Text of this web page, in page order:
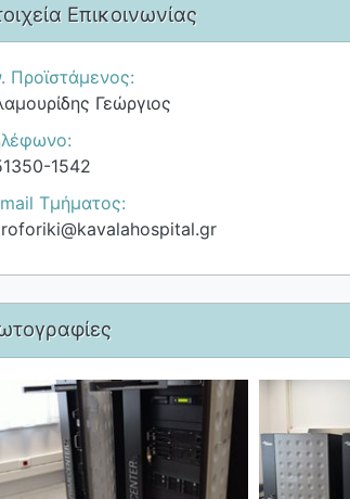
Επικοινωνίας
Προϊστάμενος:
Γεώργιος
1542
Τμήματος: